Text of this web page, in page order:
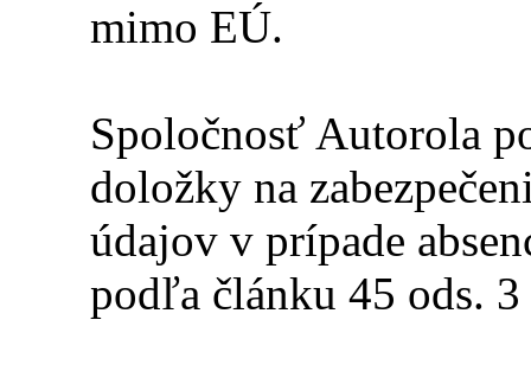
mimo EÚ.
Spoločnosť Autorola
doložky na
údajov v prípade
podľa článku 45 ods.